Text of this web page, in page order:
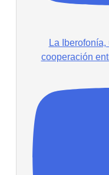
La
cooperación